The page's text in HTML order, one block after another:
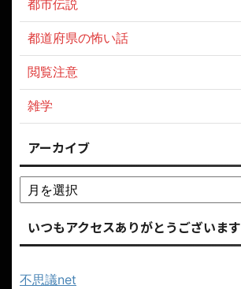
都市伝説
都道府県の怖い話
閲覧注意
雑学
アーカイブ
いつもアクセスありがとうございます
不思議net